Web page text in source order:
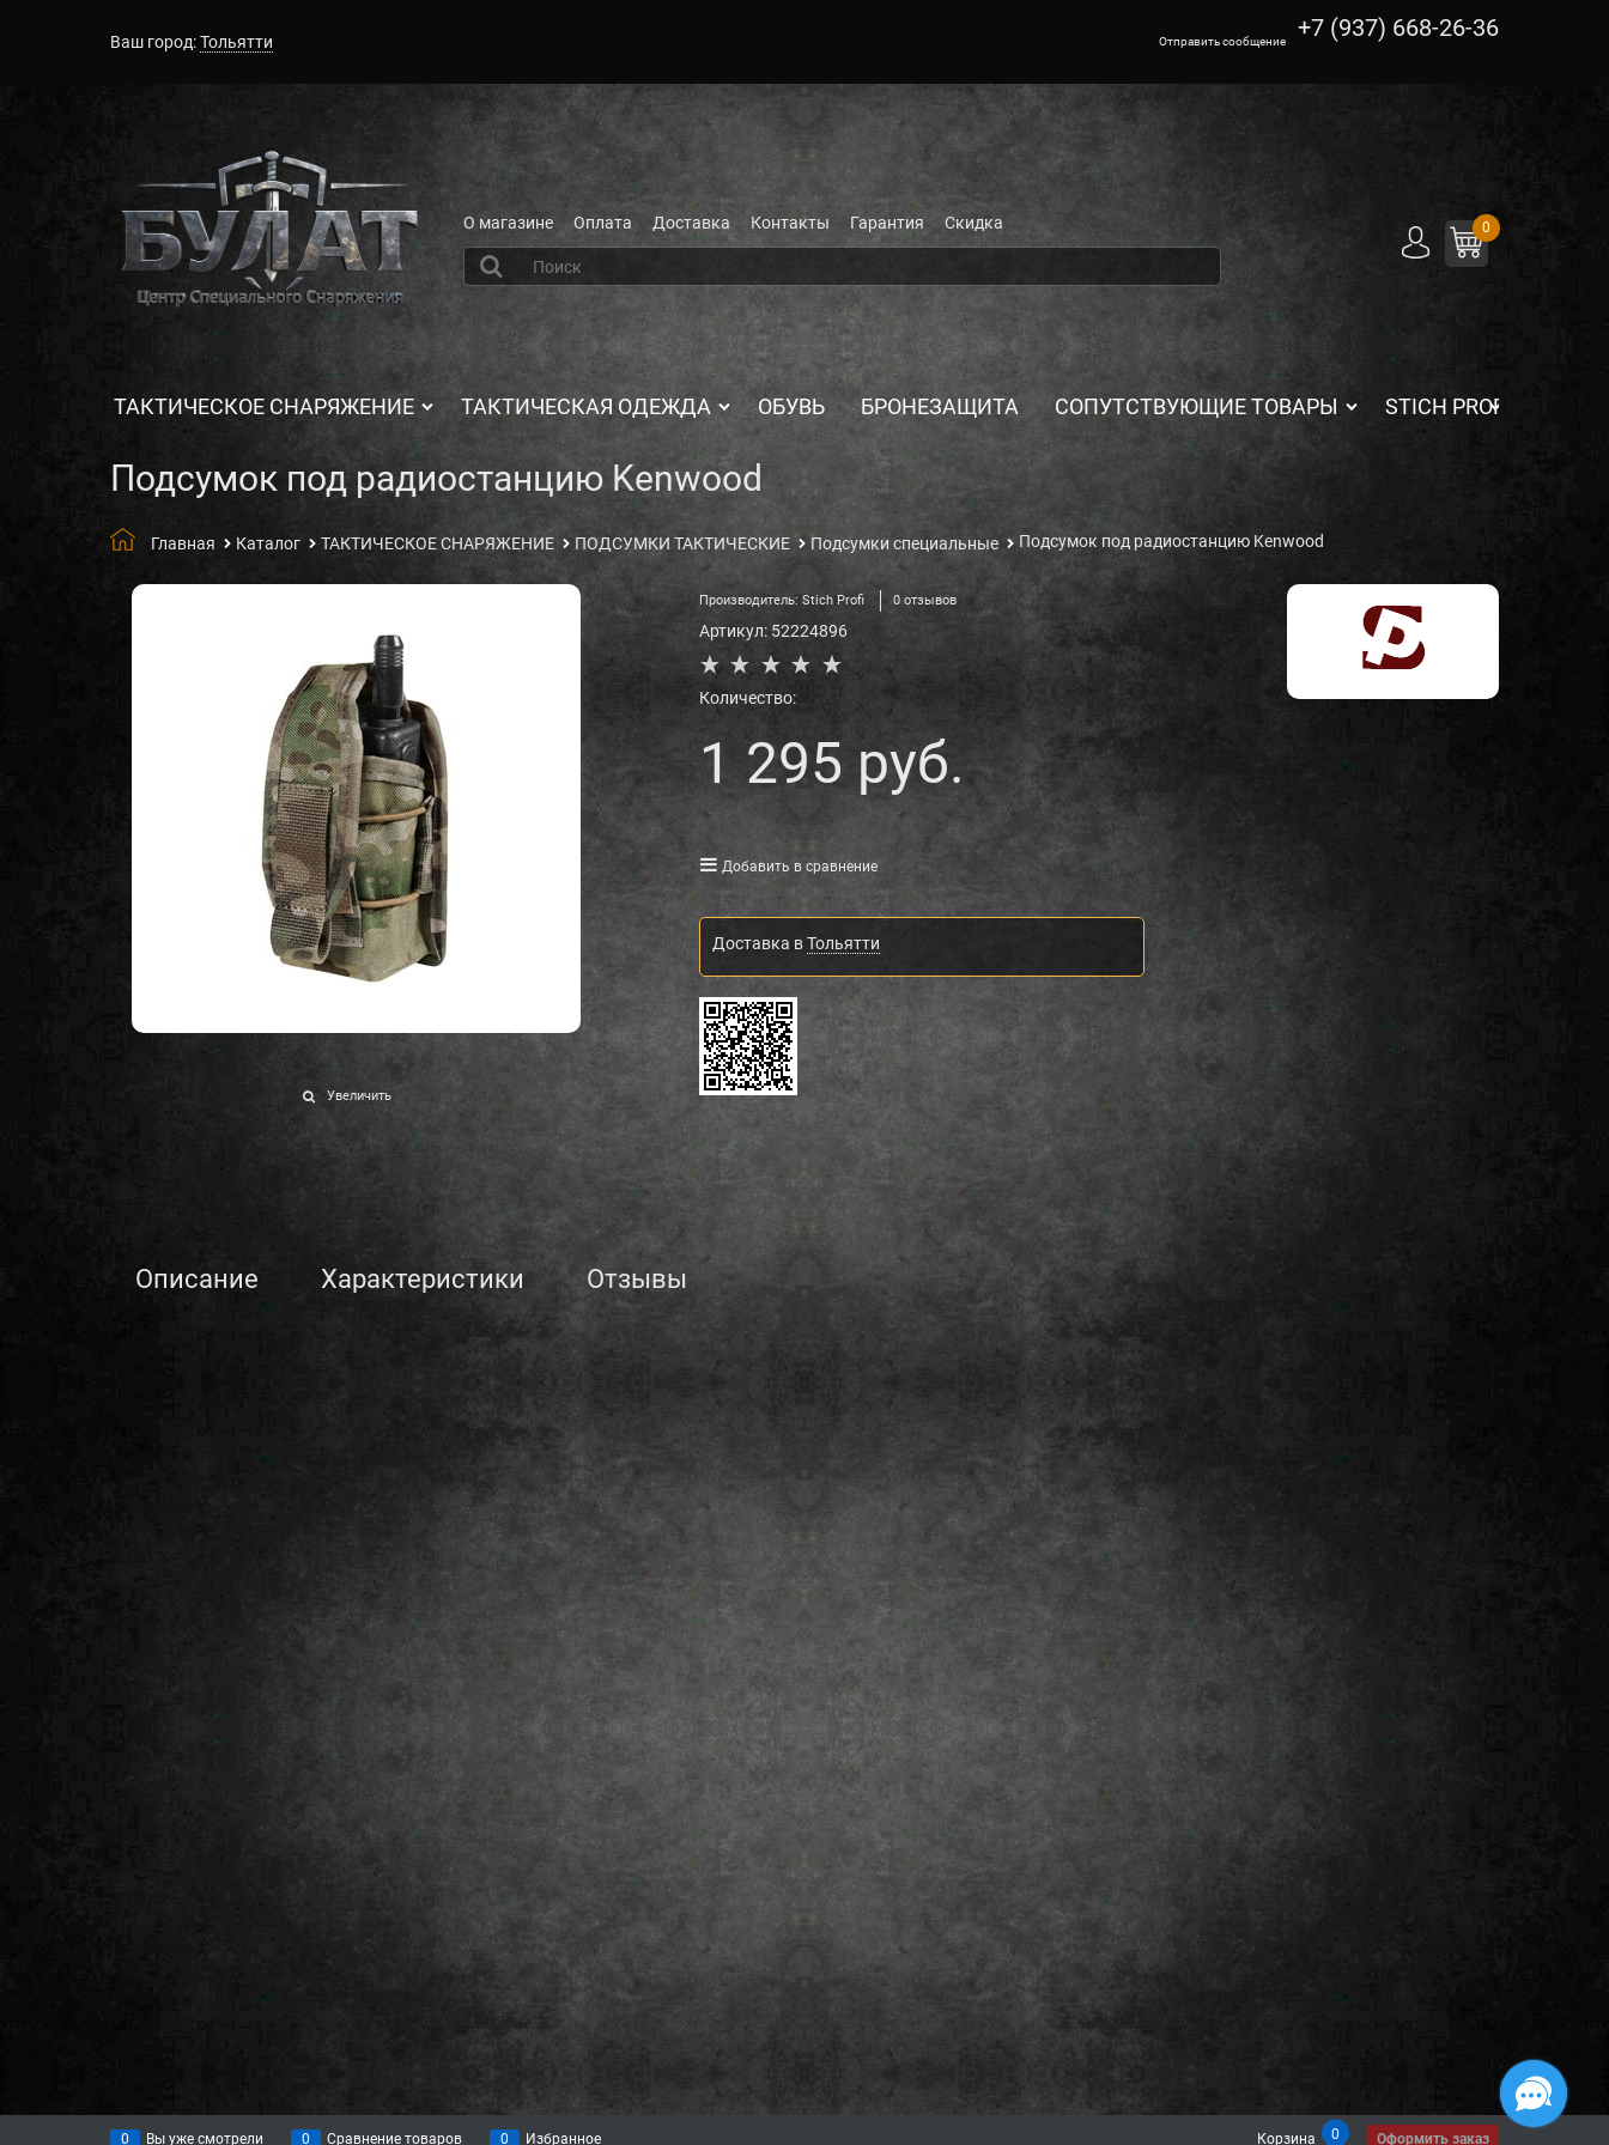
Ваш город:Тольятти Отправить сообщение +7 (937) 668-26-36
О магазине Оплата Доставка Контакты Гарантия Скидка 0
ТАКТИЧЕСКОЕ СНАРЯЖЕНИЕ ТАКТИЧЕСКАЯ ОДЕЖДА ОБУВЬ БРОНЕЗАЩИТА СОПУТСТВУЮЩИЕ ТОВАРЫ STICH PROFI
Подсумок под радиостанцию Kenwood
Главная Каталог ТАКТИЧЕСКОЕ СНАРЯЖЕНИЕ ПОДСУМКИ ТАКТИЧЕСКИЕ Подсумки специальные Подсумок под радиостанцию Kenwood
Увеличить
Производитель: Stich Profi 0 отзывов
Артикул: 52224896
Количество:
1 295 руб.
Добавить в сравнение
Доставка вТольятти
Описание Характеристики Отзывы
0 Вы уже смотрели 0 Сравнение товаров 0 Избранное Корзина 0 Оформить заказ